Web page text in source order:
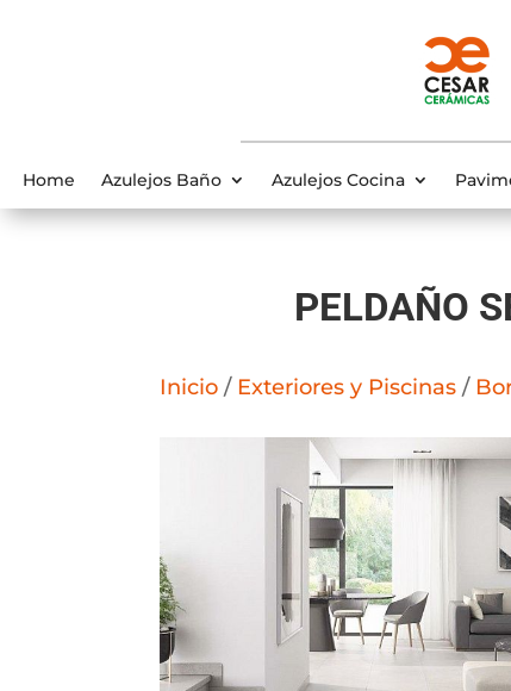
Home Azulejos Baño Azulejos Cocina
PELDAÑO
Inicio / Exteriores y Piscinas /